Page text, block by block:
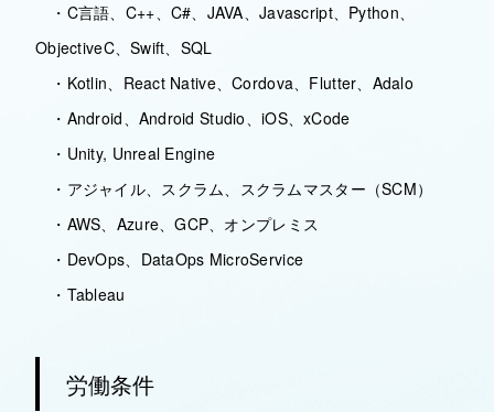
・C言語、C++、C#、JAVA、Javascript、Python、
ObjectiveC、Swift、SQL
・Kotlin、React Native、Cordova、Flutter、Adalo
・Android、Android Studio、iOS、xCode
・Unity, Unreal Engine
・アジャイル、スクラム、スクラムマスター（SCM）
・AWS、Azure、GCP、オンプレミス
・DevOps、DataOps MicroService
・Tableau
労働条件